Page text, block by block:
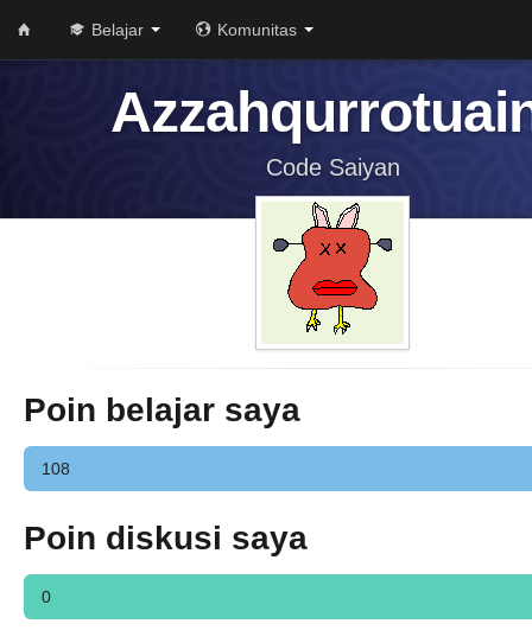
Belajar Komunitas
Code Saiyan
Poin belajar saya
108
Poin diskusi saya
0